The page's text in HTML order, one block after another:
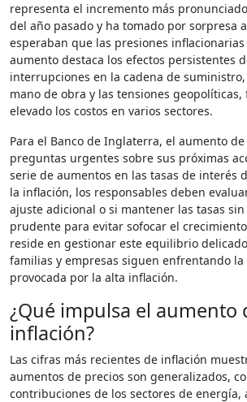
representa el incremento más
del año pasado y ha tomado por sorpresa
esperaban que las presiones
aumento destaca los efectos persistentes
interrupciones en la cadena de suministro,
mano de obra y las tensiones
elevado los costos en varios sectores.
Para el Banco de Inglaterra, el aumento
preguntas urgentes sobre sus próximas
serie de aumentos en las tasas de interés
la inflación, los responsables deben
ajuste adicional o si mantener las tasas
prudente para evitar sofocar el
reside en gestionar este equilibrio
familias y empresas siguen enfrentando
provocada por la alta inflación.
¿Qué impulsa el aumento
inflación?
Las cifras más recientes de inflación
aumentos de precios son generalizados,
contribuciones de los sectores de energía,